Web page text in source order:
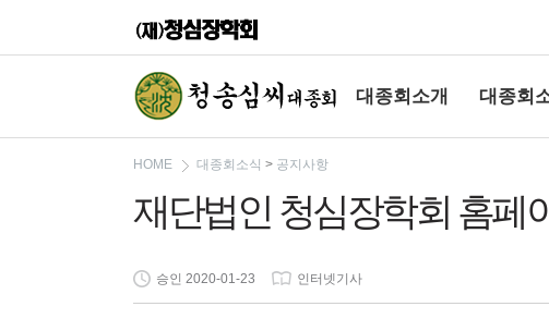
대종회소개 대종회
HOME 대종회소식 > 공지사항
재단법인 청심장학회 홈페
승인 2020-01-23 인터넷기사